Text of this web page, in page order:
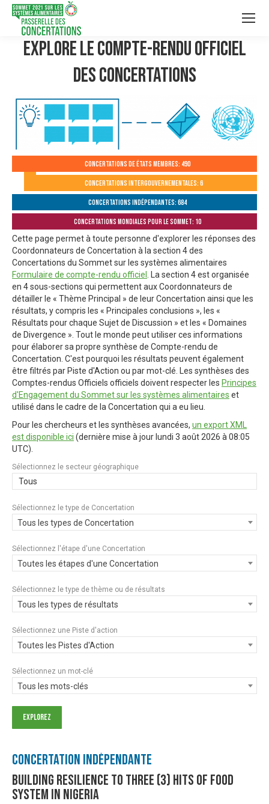
Explore le compte-rendu officiel
des Concertations
Concertations de États membres: 490
Concertations intergouvernementales: 6
Concertations indépendantes: 684
Concertations mondiales pour le Sommet: 10
Cette page permet à toute personne d'explorer les réponses des
Coordonnateurs de Concertation à la section 4 des
Concertations du Sommet sur les systèmes alimentaires
Formulaire de compte-rendu officiel
. La section 4 est organisée
en 4 sous-sections qui permettent aux Coordonnateurs de
détailler le « Thème Principal » de leur Concertation ainsi que les
résultats, y compris les « Principales conclusions », les «
Résultats pour chaque Sujet de Discussion » et les « Domaines
de Divergence ». Tout le monde peut utiliser ces informations
pour élaborer sa propre synthèse de Compte-rendu de
Concertation. C'est pourquoi les résultats peuvent également
être filtrés par Piste d'Action ou par mot-clé. Les synthèses des
Comptes-rendus Officiels officiels doivent respecter les Principes
d'Engagement du Sommet sur les systèmes alimentaires et
utilisé dans le cadre de la Concertation qui a eu lieu.
Pour les chercheurs et les synthèses avancées, un export XML
est disponible ici (dernière mise à jour lundi 3 août 2026 à 08:05
UTC).
Sélectionnez le secteur géographique
Tous
Sélectionnez le type de Concertation
Tous les types de Concertation
Sélectionnez l'étape d'une Concertation
Toutes les étapes d'une Concertation
Sélectionnez le type de thème ou de résultats
Tous les types de résultats
Sélectionnez une Piste d'action
Toutes les Pistes d'Action
Sélectionnez un mot-clé
Tous les mots-clés
Concertation Indépendante
Building resilience to three (3) hits of food
system in Nigeria